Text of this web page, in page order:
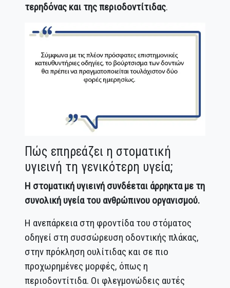
τερηδόνας και της περιοδοντίτιδας.
Πώς επηρεάζει η στοματική
υγιεινή τη γενικότερη υγεία;
Η στοματική υγιεινή συνδέεται άρρηκτα με τη
συνολική υγεία του ανθρώπινου οργανισμού.
Η ανεπάρκεια στη φροντίδα του στόματος
οδηγεί στη συσσώρευση οδοντικής πλάκας,
στην πρόκληση ουλίτιδας και σε πιο
προχωρημένες μορφές, όπως η
περιοδοντίτιδα. Οι φλεγμονώδεις αυτές